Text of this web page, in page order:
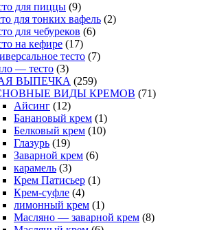
для пиццы (9)
для тонких вафель (2)
для чебуреков (6)
на кефире (17)
тесто (7)
— тесто (3)
ВЫПЕЧКА (259)
ВИДЫ КРЕМОВ (71)
Айсинг (12)
Банановый крем (1)
Белковый крем (10)
Глазурь (19)
Заварной крем (6)
карамель (3)
Крем Патисьер (1)
Крем-суфле (4)
лимонный крем (1)
Масляно — заварной крем (8)